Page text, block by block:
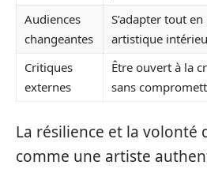
Audiences
changeantes
S’adapter tout
artistique
Critiques
externes
Être ouvert à la
sans
La résilience et la volonté
comme une artiste